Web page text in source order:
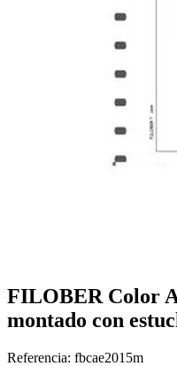
FILOBER Color
montado con
Referencia: fbcae2015m